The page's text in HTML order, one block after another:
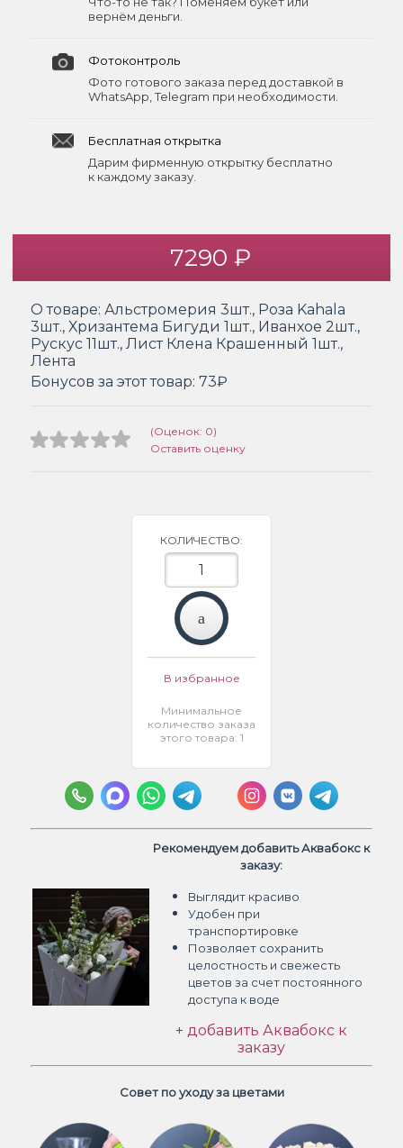
вернём деньги.
Фотоконтроль
Фото готового заказа перед доставкой в
WhatsApp, Telegram при необходимости.
Бесплатная открытка
Дарим фирменную открытку бесплатно
к каждому заказу.
7290 ₽
О товаре: Альстромерия 3шт., Роза Kahala
3шт., Хризантема Бигуди 1шт., Иванхое 2шт.,
Рускус 11шт., Лист Клена Крашенный 1шт.,
Лента
Бонусов за этот товар: 73₽
(Оценок: 0)
Оставить оценку
КОЛИЧЕСТВО:
В избранное
Минимальное
количество заказа
этого товара: 1
Рекомендуем добавить Аквабокс к
заказу:
Выглядит красиво
Удобен при
транспортировке
Позволяет сохранить
целостность и свежесть
цветов за счет постоянного
доступа к воде
+ добавить Аквабокс к
заказу
Совет по уходу за цветами